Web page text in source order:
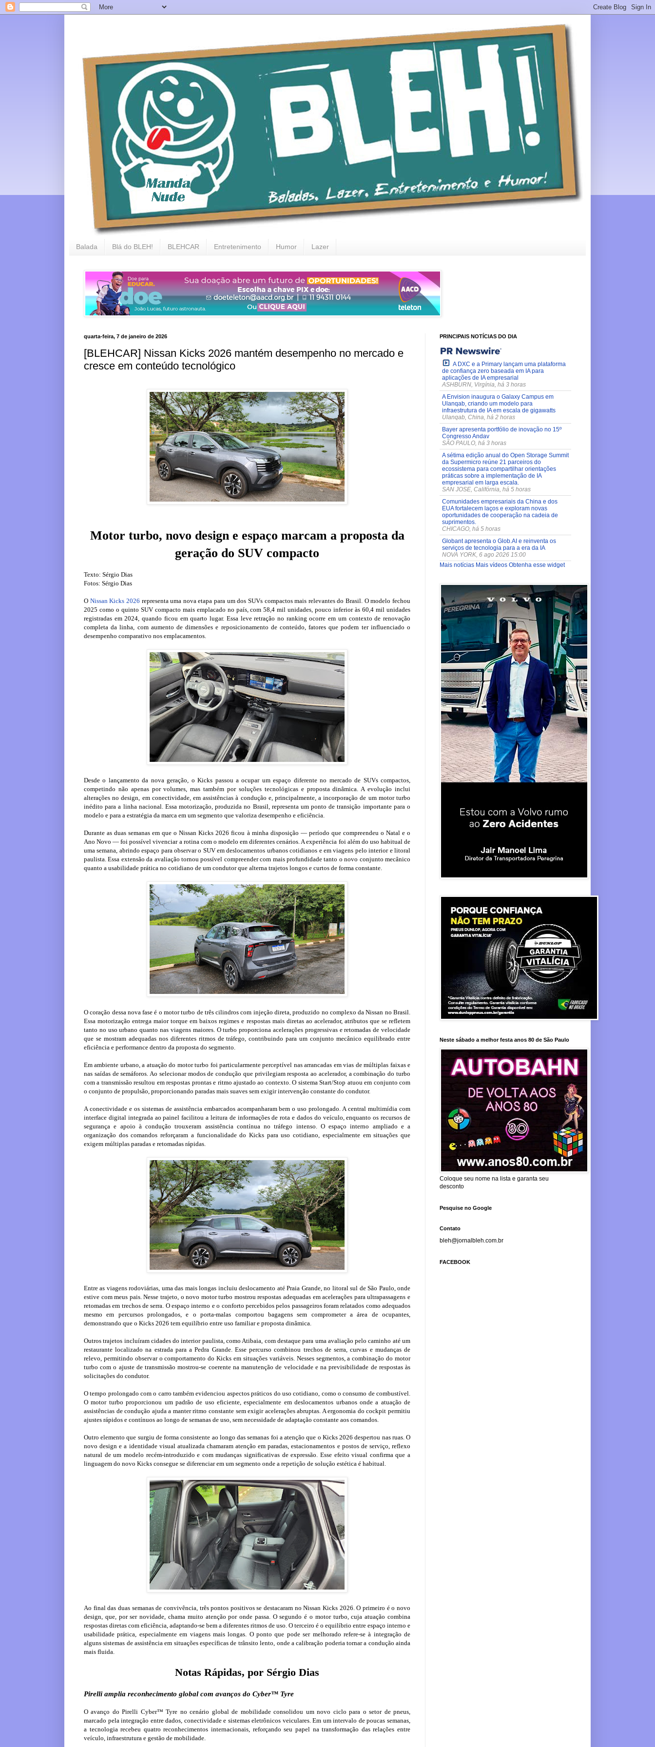
Balada Blá do BLEH! BLEHCAR Entretenimento Humor Lazer
quarta-feira, 7 de janeiro de 2026
[BLEHCAR] Nissan Kicks 2026 mantém desempenho no mercado e
cresce em conteúdo tecnológico
Motor turbo, novo design e espaço marcam a proposta da
geração do SUV compacto
Texto: Sérgio Dias
Fotos: Sérgio Dias
O Nissan Kicks 2026 representa uma nova etapa para um dos SUVs compactos mais relevantes do Brasil. O modelo fechou
2025 como o quinto SUV compacto mais emplacado no país, com 58,4 mil unidades, pouco inferior às 60,4 mil unidades
registradas em 2024, quando ficou em quarto lugar. Essa leve retração no ranking ocorre em um contexto de renovação
completa da linha, com aumento de dimensões e reposicionamento de conteúdo, fatores que podem ter influenciado o
desempenho comparativo nos emplacamentos.
Desde o lançamento da nova geração, o Kicks passou a ocupar um espaço diferente no mercado de SUVs compactos,
competindo não apenas por volumes, mas também por soluções tecnológicas e proposta dinâmica. A evolução inclui
alterações no design, em conectividade, em assistências à condução e, principalmente, a incorporação de um motor turbo
inédito para a linha nacional. Essa motorização, produzida no Brasil, representa um ponto de transição importante para o
modelo e para a estratégia da marca em um segmento que valoriza desempenho e eficiência.
Durante as duas semanas em que o Nissan Kicks 2026 ficou à minha disposição — período que compreendeu o Natal e o
Ano Novo — foi possível vivenciar a rotina com o modelo em diferentes cenários. A experiência foi além do uso habitual de
uma semana, abrindo espaço para observar o SUV em deslocamentos urbanos cotidianos e em viagens pelo interior e litoral
paulista. Essa extensão da avaliação tornou possível compreender com mais profundidade tanto o novo conjunto mecânico
quanto a usabilidade prática no cotidiano de um condutor que alterna trajetos longos e curtos de forma constante.
O coração dessa nova fase é o motor turbo de três cilindros com injeção direta, produzido no complexo da Nissan no Brasil.
Essa motorização entrega maior torque em baixos regimes e respostas mais diretas ao acelerador, atributos que se refletem
tanto no uso urbano quanto nas viagens maiores. O turbo proporciona acelerações progressivas e retomadas de velocidade
que se mostram adequadas nos diferentes ritmos de tráfego, contribuindo para um conjunto mecânico equilibrado entre
eficiência e performance dentro da proposta do segmento.
Em ambiente urbano, a atuação do motor turbo foi particularmente perceptível nas arrancadas em vias de múltiplas faixas e
nas saídas de semáforos. Ao selecionar modos de condução que privilegiam resposta ao acelerador, a combinação do turbo
com a transmissão resultou em respostas prontas e ritmo ajustado ao contexto. O sistema Start/Stop atuou em conjunto com
o conjunto de propulsão, proporcionando paradas mais suaves sem exigir intervenção constante do condutor.
A conectividade e os sistemas de assistência embarcados acompanharam bem o uso prolongado. A central multimídia com
interface digital integrada ao painel facilitou a leitura de informações de rota e dados do veículo, enquanto os recursos de
segurança e apoio à condução trouxeram assistência contínua no tráfego intenso. O espaço interno ampliado e a
organização dos comandos reforçaram a funcionalidade do Kicks para uso cotidiano, especialmente em situações que
exigem múltiplas paradas e retomadas rápidas.
Entre as viagens rodoviárias, uma das mais longas incluiu deslocamento até Praia Grande, no litoral sul de São Paulo, onde
estive com meus pais. Nesse trajeto, o novo motor turbo mostrou respostas adequadas em acelerações para ultrapassagens e
retomadas em trechos de serra. O espaço interno e o conforto percebidos pelos passageiros foram relatados como adequados
mesmo em percursos prolongados, e o porta-malas comportou bagagens sem comprometer a área de ocupantes,
demonstrando que o Kicks 2026 tem equilíbrio entre uso familiar e proposta dinâmica.
Outros trajetos incluíram cidades do interior paulista, como Atibaia, com destaque para uma avaliação pelo caminho até um
restaurante localizado na estrada para a Pedra Grande. Esse percurso combinou trechos de serra, curvas e mudanças de
relevo, permitindo observar o comportamento do Kicks em situações variáveis. Nesses segmentos, a combinação do motor
turbo com o ajuste de transmissão mostrou-se coerente na manutenção de velocidade e na previsibilidade de respostas às
solicitações do condutor.
O tempo prolongado com o carro também evidenciou aspectos práticos do uso cotidiano, como o consumo de combustível.
O motor turbo proporcionou um padrão de uso eficiente, especialmente em deslocamentos urbanos onde a atuação de
assistências de condução ajuda a manter ritmo constante sem exigir acelerações abruptas. A ergonomia do cockpit permitiu
ajustes rápidos e contínuos ao longo de semanas de uso, sem necessidade de adaptação constante aos comandos.
Outro elemento que surgiu de forma consistente ao longo das semanas foi a atenção que o Kicks 2026 despertou nas ruas. O
novo design e a identidade visual atualizada chamaram atenção em paradas, estacionamentos e postos de serviço, reflexo
natural de um modelo recém-introduzido e com mudanças significativas de expressão. Esse efeito visual confirma que a
linguagem do novo Kicks consegue se diferenciar em um segmento onde a repetição de solução estética é habitual.
Ao final das duas semanas de convivência, três pontos positivos se destacaram no Nissan Kicks 2026. O primeiro é o novo
design, que, por ser novidade, chama muito atenção por onde passa. O segundo é o motor turbo, cuja atuação combina
respostas diretas com eficiência, adaptando-se bem a diferentes ritmos de uso. O terceiro é o equilíbrio entre espaço interno e
usabilidade prática, especialmente em viagens mais longas. O ponto que pode ser melhorado refere-se à integração de
alguns sistemas de assistência em situações específicas de trânsito lento, onde a calibração poderia tornar a condução ainda
mais fluida.
Notas Rápidas, por Sérgio Dias
Pirelli amplia reconhecimento global com avanços do Cyber™ Tyre
O avanço do Pirelli Cyber™ Tyre no cenário global de mobilidade consolidou um novo ciclo para o setor de pneus,
marcado pela integração entre dados, conectividade e sistemas eletrônicos veiculares. Em um intervalo de poucas semanas,
a tecnologia recebeu quatro reconhecimentos internacionais, reforçando seu papel na transformação das relações entre
veículo, infraestrutura e gestão de mobilidade.
PRINCIPAIS NOTÍCIAS DO DIA
A DXC e a Primary lançam uma plataforma
de confiança zero baseada em IA para
aplicações de IA empresarial
ASHBURN, Virgínia, há 3 horas
A Envision inaugura o Galaxy Campus em
Ulanqab, criando um modelo para
infraestrutura de IA em escala de gigawatts
Ulanqab, China, há 2 horas
Bayer apresenta portfólio de inovação no 15º
Congresso Andav
SÃO PAULO, há 3 horas
A sétima edição anual do Open Storage Summit
da Supermicro reúne 21 parceiros do
ecossistema para compartilhar orientações
práticas sobre a implementação de IA
empresarial em larga escala.
SAN JOSE, Califórnia, há 5 horas
Comunidades empresariais da China e dos
EUA fortalecem laços e exploram novas
oportunidades de cooperação na cadeia de
suprimentos.
CHICAGO, há 5 horas
Globant apresenta o Glob.AI e reinventa os
serviços de tecnologia para a era da IA
NOVA YORK, 6 ago 2026 15:00
Mais notícias Mais vídeos Obtenha esse widget
Neste sábado a melhor festa anos 80 de São Paulo
Coloque seu nome na lista e garanta seu
desconto
Pesquise no Google
Contato
bleh@jornalbleh.com.br
FACEBOOK